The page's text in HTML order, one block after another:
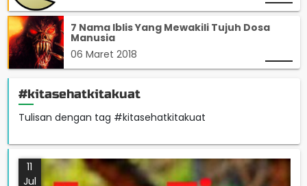
7 Nama Iblis Yang Mewakili Tujuh Dosa
Manusia
06 Maret 2018
#kitasehatkitakuat
Tulisan dengan tag #kitasehatkitakuat
11
Jul